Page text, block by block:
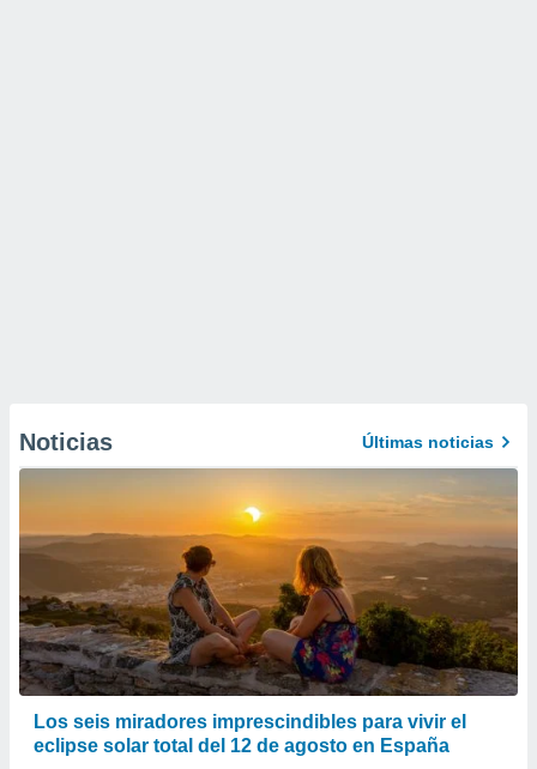
Noticias Últimas noticias
Los seis miradores imprescindibles para vivir el
eclipse solar total del 12 de agosto en España